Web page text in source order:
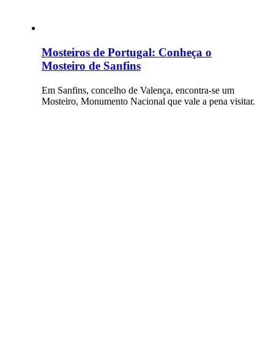
Mosteiros de Portugal: Conheça o
Mosteiro de Sanfins
Em Sanfins, concelho de Valença, encontra-se um
Mosteiro, Monumento Nacional que vale a pena visitar.